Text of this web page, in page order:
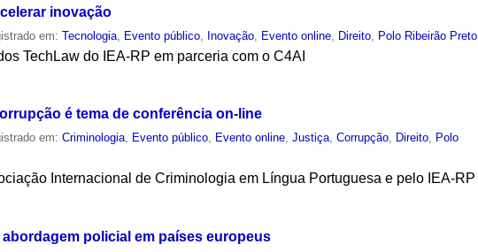
inovação
em:Tecnologia Evento público Inovação Evento online Direito Polo Ribeirão Preto
TechLaw do IEA-RP em parceria com o C4AI
é tema de conferência on-line
em:Criminologia, Evento público, Evento online,Justiça,Corrupção, Direito, Polo
Internacional de Criminologia em Língua Portuguesa e pelo IEA-RP
policial em países europeus